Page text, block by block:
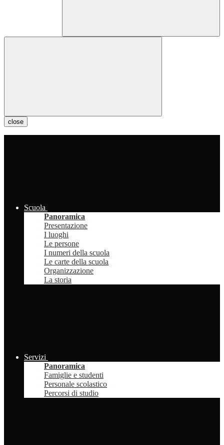
close
Scuola
Panoramica
Presentazione
I luoghi
Le persone
I numeri della scuola
Le carte della scuola
Organizzazione
La storia
Servizi
Panoramica
Famiglie e studenti
Personale scolastico
Percorsi di studio